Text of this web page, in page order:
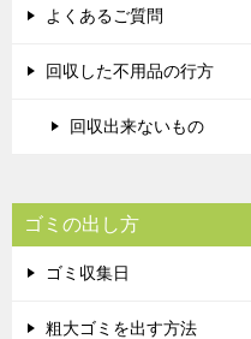
よくあるご質問
回収した不用品の行方
回収出来ないもの
ゴミの出し方
ゴミ収集日
粗大ゴミを出す方法